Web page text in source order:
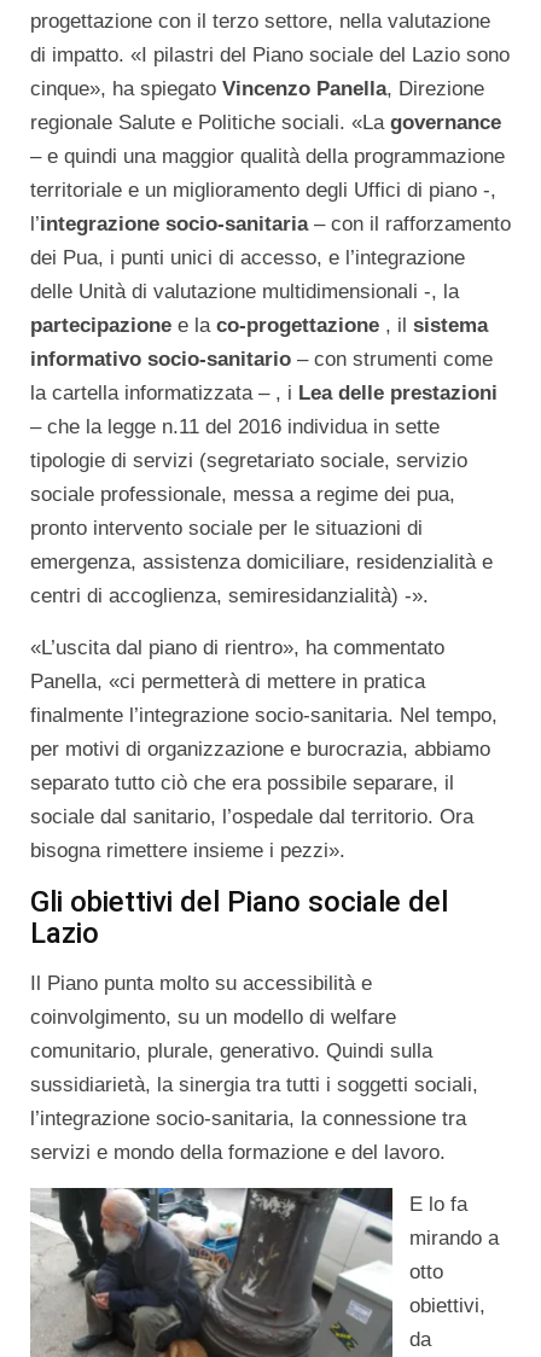
progettazione con il terzo settore, nella valutazione
di impatto. «I pilastri del Piano sociale del Lazio sono
cinque», ha spiegato Vincenzo Panella, Direzione
regionale Salute e Politiche sociali. «La governance
– e quindi una maggior qualità della programmazione
territoriale e un miglioramento degli Uffici di piano -,
l’integrazione socio-sanitaria– con il rafforzamento
dei Pua, i punti unici di accesso, e l’integrazione
delle Unità di valutazione multidimensionali -, la
partecipazione e la co-progettazione , il sistema
informativo socio-sanitario – con strumenti come
la cartella informatizzata – , i Lea delle prestazioni
– che la legge n.11 del 2016 individua in sette
tipologie di servizi (segretariato sociale, servizio
sociale professionale, messa a regime dei pua,
pronto intervento sociale per le situazioni di
emergenza, assistenza domiciliare, residenzialità e
centri di accoglienza, semiresidanzialità) -».
«L’uscita dal piano di rientro», ha commentato
Panella, «ci permetterà di mettere in pratica
finalmente l’integrazione socio-sanitaria. Nel tempo,
per motivi di organizzazione e burocrazia, abbiamo
separato tutto ciò che era possibile separare, il
sociale dal sanitario, l’ospedale dal territorio. Ora
bisogna rimettere insieme i pezzi».
Gli obiettivi del Piano sociale del
Lazio
Il Piano punta molto su accessibilità e
coinvolgimento, su un modello di welfare
comunitario, plurale, generativo. Quindi sulla
sussidiarietà, la sinergia tra tutti i soggetti sociali,
l’integrazione socio-sanitaria, la connessione tra
servizi e mondo della formazione e del lavoro.
E lo fa
mirando a
otto
obiettivi,
da